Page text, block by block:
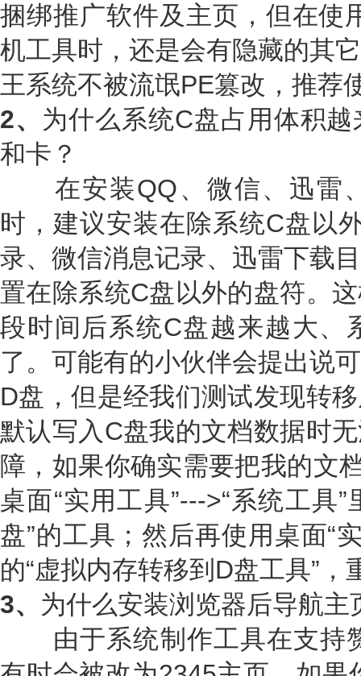
捆绑推广软件及主页，但在使
机工具时，还是会有隐藏的其
王系统不被流氓PE篡改，推荐
2、 为什么系统C盘占用体积
和卡？
在安装QQ、微信、迅雷
时，建议安装在除系统C盘以
录、微信消息记录、迅雷下载
置在除系统C盘以外的盘符。
段时间后系统C盘越来越大、
了。可能有的小伙伴会提出说
D盘，但是经我们测试发现转
默认写入C盘我的文档数据时
障，如果你确实需要把我的文
桌面“实用工具”--->“系统工具
盘”的工具；然后再使用桌面“
的“虚拟内存转移到D盘工具”
3、 为什么安装浏览器后导航
由于系统制作工具在支持